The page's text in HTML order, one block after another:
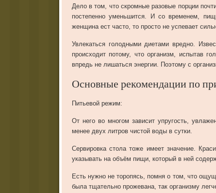
Дело в том, что скромные разовые порции
постепенно уменьшится. И со временем,
женщина ест часто, то просто не успевает
Увлекаться голодными диетами вредно.
происходит потому, что организм, испытав
впредь не лишаться энергии. Поэтому с
Основные рекомендации по
Питьевой режим:
От него во многом зависит упругость,
менее двух литров чистой воды в сутки.
Сервировка стола тоже имеет значение.
указывать на объём пищи, который в ней
Есть нужно не торопясь, помня о том, что
была тщательно прожевана, так организму